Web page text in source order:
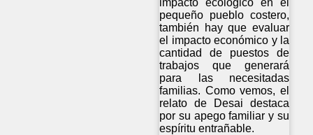
pequeño pueblo costero,
también hay que evaluar
el impacto económico y la
cantidad de puestos de
trabajos que generará
para las necesitadas
familias. Como vemos, el
relato de Desai destaca
por su apego familiar y su
espíritu entrañable.